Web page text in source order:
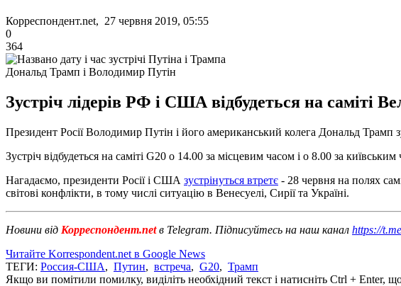
Корреспондент.net, 27 червня 2019, 05:55
0
364
Дональд Трамп і Володимир Путін
Зустріч лідерів РФ і США відбудеться на саміті
Президент Росії Володимир Путін і його американський колега Дональд Трамп
Зустріч відбудеться на саміті G20 о 14.00 за місцевим часом і о 8.00 за
Нагадаємо, президенти Росії і США зустрінуться втретє - 28 червня на полях
світові конфлікти, в тому числі ситуацію в Венесуелі, Сирії та Україні.
Новини від Корреспондент.netв Telegram. Підписуйтесь на наш канал https://
Читайте Korrespondent.net в Google News
ТЕГИ: Россия-США, Путин, встреча, G20, Трамп
Якщо ви помітили помилку, виділіть необхідний текст і натисніть Ctrl + Enter,